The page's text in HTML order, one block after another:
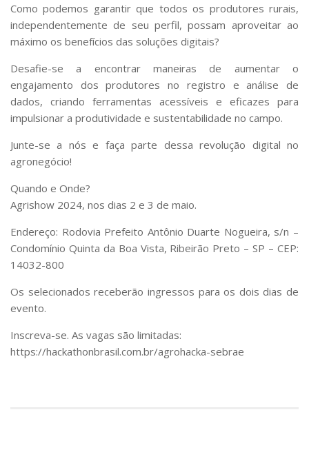
Aplicativos e Sites
Jornal da USP
Agenda de Eventos
Como podemos garantir que todos os produtores rurais,
independentemente de seu perfil, possam aproveitar ao
máximo os benefícios das soluções digitais?
Desafie-se a encontrar maneiras de aumentar o
engajamento dos produtores no registro e análise de
dados, criando ferramentas acessíveis e eficazes para
impulsionar a produtividade e sustentabilidade no campo.
Junte-se a nós e faça parte dessa revolução digital no
agronegócio!
Quando e Onde?
Agrishow 2024, nos dias 2 e 3 de maio.
Endereço: Rodovia Prefeito Antônio Duarte Nogueira, s/n –
Condomínio Quinta da Boa Vista, Ribeirão Preto – SP – CEP:
14032-800
Os selecionados receberão ingressos para os dois dias de
evento.
Inscreva-se. As vagas são limitadas:
https://hackathonbrasil.com.br/agrohacka-sebrae